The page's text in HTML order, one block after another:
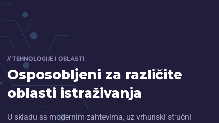
// TEHNOLOGIJE I OBLASTI
Osposobljeni za različite
oblasti istraživanja
U skladu sa modernim zahtevima, uz vrhunski stručni